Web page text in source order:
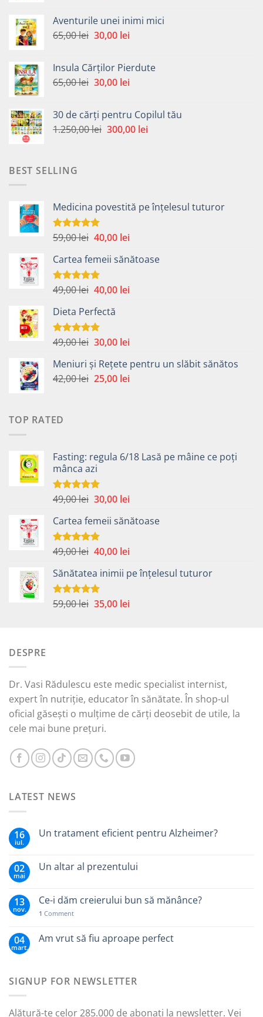
fost:
65,00 lei.
30,00 lei.
Aventurile unei inimi mici
65,00lei Prețul
fost:
65,00 lei.
30,00 leiPrețul
30,00 lei.
Insula Cărților Pierdute
65,00lei Prețul
fost:
65,00 lei.
30,00 leiPrețul
30,00 lei.
30 de cărți pentru Copilul tău
1.250,00lei Prețul
300,00 leiPrețul
BEST SELLING
Medicina povestită pe înțelesul tuturor
Evaluat la
59,00lei Prețul
a
fost:
59,00 lei.
40,00 leiPrețul
este:
Cartea femeii sănătoase
Evaluat la
49,00lei Prețul
a
fost:
49,00 lei.
40,00 leiPrețul
Dieta Perfectă
Evaluat la
49,00lei Prețul
a
fost:
30,00 leiPrețul
este:
30,00 lei.
Meniuri și Rețete pentru un slăbit sănătos
42,00lei Prețul
25,00 leiPrețul
TOP RATED
Fasting: regula 6/18 Lasă pe mâine ce poți
mânca azi
Evaluat la
49,00lei Prețul
a
fost:
49,00 lei.
30,00 leiPrețul
este:
Cartea femeii sănătoase
Evaluat la
49,00lei Prețul
a
fost:
49,00 lei.
40,00 leiPrețul
este:
Sănătatea inimii pe înțelesul tuturor
Evaluat la
59,00lei Prețul
35,00 leiPrețul
DESPRE
Dr. Vasi Rădulescu este medic specialist internist,
expert în nutriție, educator în sănătate. În shop-ul
oficial găsești o mulțime de cărți deosebit de utile, la
cele mai bune prețuri.
LATEST NEWS
16
iul.
Un tratament eficient pentru Alzheimer?
02
mai
Un altar al prezentului
13
nov.
Ce-i dăm creierului bun să mănânce?
1 Comment
04
mart.
Am vrut să fiu aproape perfect
SIGNUP FOR NEWSLETTER
Alătură-te celor 285.000 de abonați la newsletter. Vei